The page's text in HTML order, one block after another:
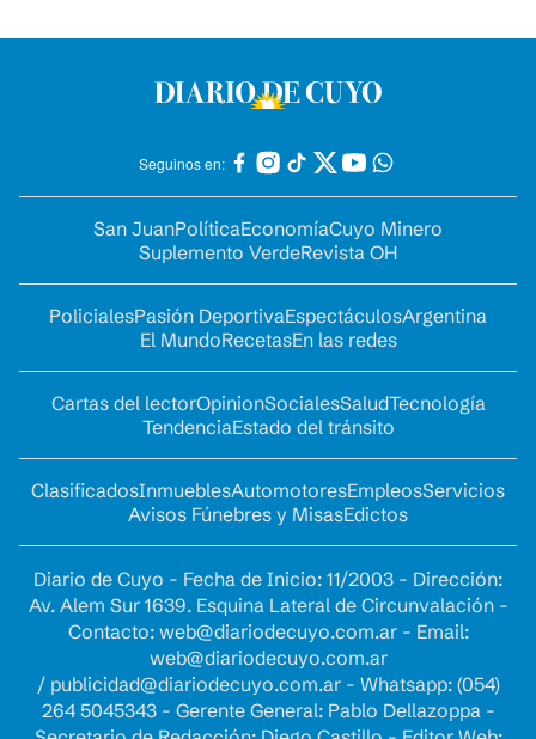
Seguinos en:
San JuanPolíticaEconomíaCuyo Minero
Suplemento VerdeRevista OH
PolicialesPasión DeportivaEspectáculosArgentina
El MundoRecetasEn las redes
Cartas del lectorOpinionSocialesSaludTecnología
TendenciaEstado del tránsito
ClasificadosInmueblesAutomotoresEmpleosServicios
Avisos Fúnebres y MisasEdictos
Diario de Cuyo - Fecha de Inicio: 11/2003 - Dirección:
Av. Alem Sur 1639. Esquina Lateral de Circunvalación -
Contacto: web@diariodecuyo.com.ar- Email:
web@diariodecuyo.com.ar
/ publicidad@diariodecuyo.com.ar- Whatsapp: (054)
264 5045343 - Gerente General: Pablo Dellazoppa -